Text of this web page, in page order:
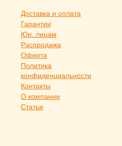
Доставка и оплата
Гарантии
Юр. лицам
Распродажа
Оферта
Политика
конфиденциальности
Контакты
О компании
Статьи